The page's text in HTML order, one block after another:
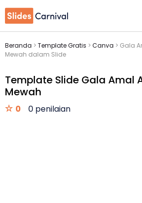
Beranda > Template Gratis > Canva > Gala
Mewah dalam Slide
Template Slide Gala Amal
Mewah
0 0 penilaian